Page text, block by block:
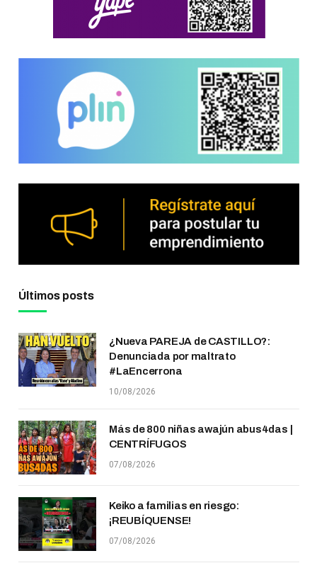
Últimos posts
¿Nueva PAREJA de CASTILLO?:
Denunciada por maltrato
#LaEncerrona
10/08/2026
Más de 800 niñas awajún abus4das |
CENTRÍFUGOS
07/08/2026
Keiko a familias en riesgo:
¡REUBÍQUENSE!
07/08/2026